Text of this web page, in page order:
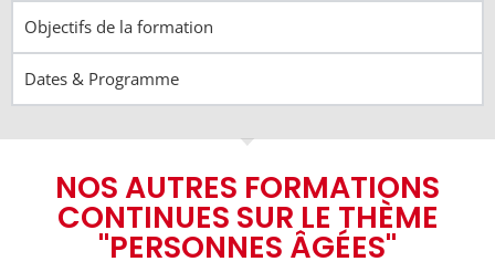
Objectifs de la formation
Dates & Programme
NOS AUTRES FORMATIONS
CONTINUES SUR LE THÈME
"PERSONNES ÂGÉES"